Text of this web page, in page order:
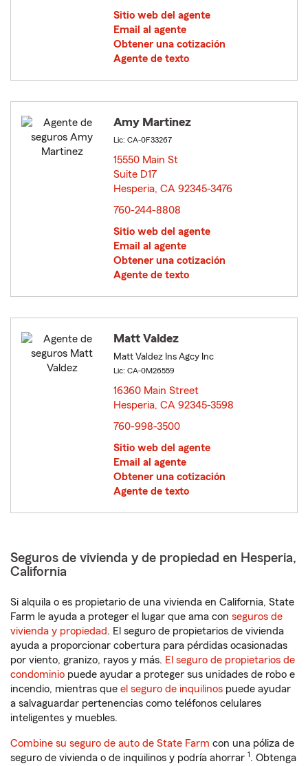
Sitio web del agente
Email al agente
Obtener una cotización
Agente de texto
Amy Martinez
Lic: CA-0F33267
15550 Main St
Suite D17
Hesperia, CA 92345-3476
760-244-8808
Sitio web del agente
Email al agente
Obtener una cotización
Agente de texto
Matt Valdez
Matt Valdez Ins Agcy Inc
Lic: CA-0M26559
16360 Main Street
Hesperia, CA 92345-3598
760-998-3500
Sitio web del agente
Email al agente
Obtener una cotización
Agente de texto
Seguros de vivienda y de propiedad en Hesperia,
California
Si alquila o es propietario de una vivienda en California, State
Farm le ayuda a proteger el lugar que ama con seguros de
vivienda y propiedad. El seguro de propietarios de vivienda
ayuda a proporcionar cobertura para pérdidas ocasionadas
por viento, granizo, rayos y más. El seguro de propietarios de
condominio puede ayudar a proteger sus unidades de robo e
incendio, mientras que el seguro de inquilinos puede ayudar
a salvaguardar pertenencias como teléfonos celulares
inteligentes y muebles.
Combine su seguro de auto de State Farm con una póliza de
seguro de vivienda o de inquilinos y podría ahorrar 1. Obtenga